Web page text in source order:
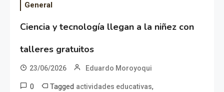
General
Ciencia y tecnología llegan a la niñez con
talleres gratuitos
23/06/2026 Eduardo Moroyoqui
0 Tagged actividades educativas,